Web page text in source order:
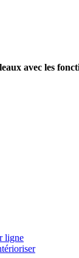
avec les
ligne